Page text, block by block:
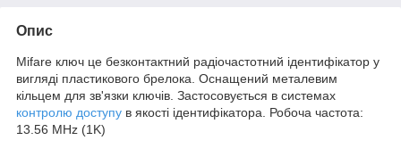
Опис
Mifare ключ це безконтактний радіочастотний ідентифікатор у
вигляді пластикового брелока. Оснащений металевим
кільцем для зв'язки ключів. Застосовується в системах
контролю доступу в якості ідентифікатора. Робоча частота:
13.56 MHz (1K)